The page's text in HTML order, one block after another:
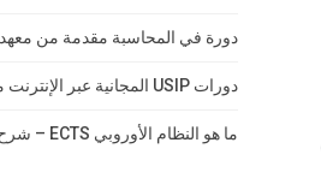
دورة في المحاسبة مقدمة من معهد MIT للتكنولوجيا
دورات USIP المجانية عبر الإنترنت مع شهادات مجانية
ما هو النظام الأوروبي ECTS – شرح تفصيلي